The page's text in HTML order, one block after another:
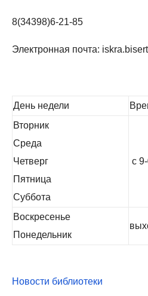
8(34398)6-21-85
Электронная почта:
День недели
Вторник
Среда
Четверг
Пятница
Суббота
с
Воскресенье
Понедельник
Новости библиотеки